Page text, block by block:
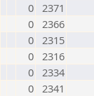
0 2371
0 2366
0 2315
0 2316
0 2334
0 2341